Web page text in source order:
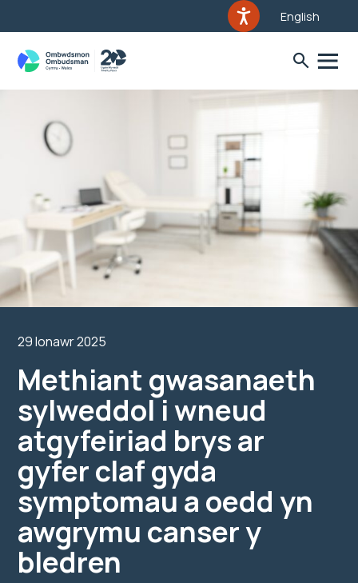
English
29 Ionawr 2025
Methiant gwasanaeth
sylweddol i wneud
atgyfeiriad brys ar
gyfer claf gyda
symptomau a oedd yn
awgrymu canser y
bledren